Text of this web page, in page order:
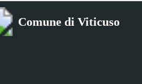
Comune di Viticuso